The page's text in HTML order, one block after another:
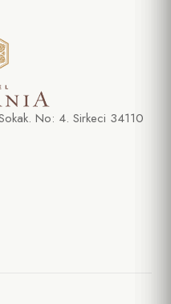
No: 4. Sirkeci 34110